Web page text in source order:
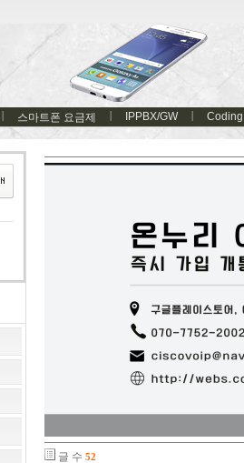
스마트폰 요금제 IPPBX/GW Coding
글 수 52